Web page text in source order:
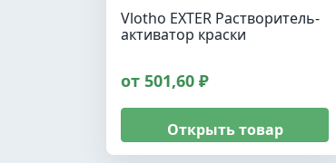
Vlotho EXTER Растворитель-
активатор краски
от 501,60 ₽
Открыть товар